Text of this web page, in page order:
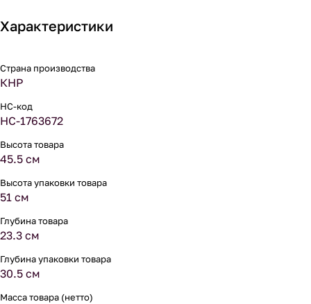
Характеристики
Страна производства
КНР
НС-код
НС-1763672
Высота товара
45.5 см
Высота упаковки товара
51 см
Глубина товара
23.3 см
Глубина упаковки товара
30.5 см
Масса товара (нетто)